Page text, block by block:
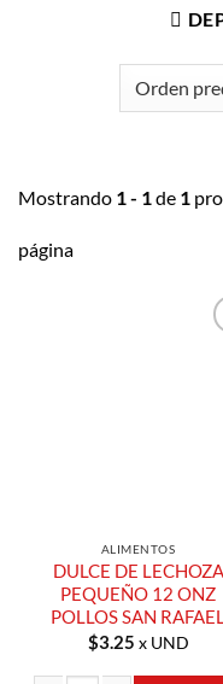
Mostrando 1 - 1 de 1
página
ALIMENTOS
DULCE DE LECHOZA
PEQUEÑO 12 ONZ
POLLOS SAN
$3.25 x UND